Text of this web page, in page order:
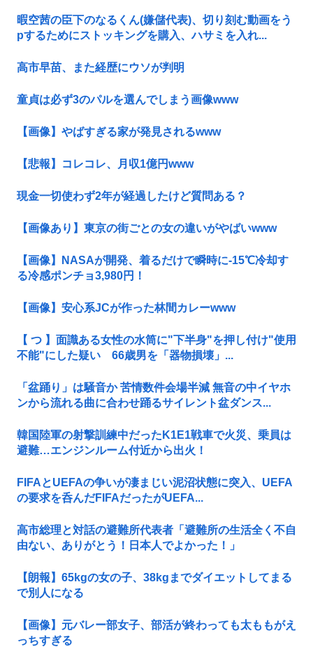
暇空茜の臣下のなるくん(嫌儲代表)、切り刻む動画をう
pするためにストッキングを購入、ハサミを入れ...
高市早苗、また経歴にウソが判明
童貞は必ず3のパルを選んでしまう画像www
【画像】やばすぎる家が発見されるwww
【悲報】コレコレ、月収1億円www
現金一切使わず2年が経過したけど質問ある？
【画像あり】東京の街ごとの女の違いがやばいwww
【画像】NASAが開発、着るだけで瞬時に-15℃冷却す
る冷感ポンチョ3,980円！
【画像】安心系JCが作った林間カレーwww
【 つ 】面識ある女性の水筒に"下半身"を押し付け"使用
不能"にした疑い 66歳男を「器物損壊」...
「盆踊り」は騒音か 苦情数件会場半減 無音の中イヤホ
ンから流れる曲に合わせ踊るサイレント盆ダンス...
韓国陸軍の射撃訓練中だったK1E1戦車で火災、乗員は
避難…エンジンルーム付近から出火！
FIFAとUEFAの争いが凄まじい泥沼状態に突入、UEFA
の要求を呑んだFIFAだったがUEFA...
高市総理と対話の避難所代表者「避難所の生活全く不自
由ない、ありがとう！日本人でよかった！」
【朗報】65kgの女の子、38kgまでダイエットしてまる
で別人になる
【画像】元バレー部女子、部活が終わっても太ももがえ
っちすぎる